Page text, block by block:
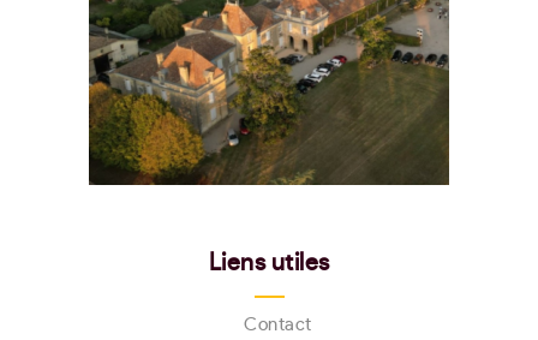
Liens utiles
Contact